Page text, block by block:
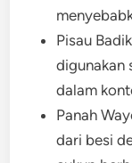
Pisau
digunakan
dalam
Panah
dari besi